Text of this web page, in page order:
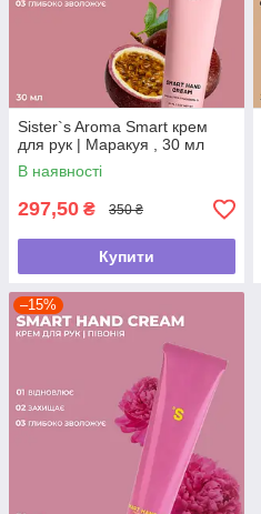
Sister`s Aroma Smart крем
для рук | Маракуя , 30 мл
В наявності
297,50 ₴ 350 ₴
Купити
–15%